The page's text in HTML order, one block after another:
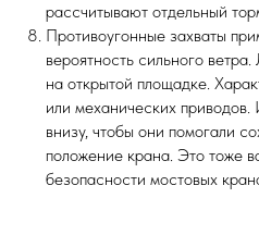
рассчитывают отдельный
Противоугонные захваты
вероятность сильного
на открытой площадке.
или механических
внизу, чтобы они помогали
положение крана. Это тоже
безопасности мостовых